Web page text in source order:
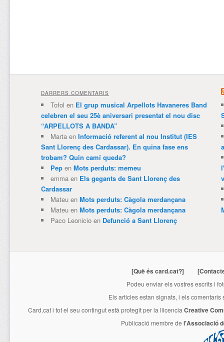
DARRERS COMENTARIS
Tofol en El grup musical Arpellots Havaneres Band
celebren el seu 25è aniversari presentat el nou disc
“ARPELLOTS A BANDA”
Martaen Informació referent al nou Institut (IES
Sant Llorenç des Cardassar). En quina fase ens
trobam? Quin camí queda?
Pepen Mots perduts: memeu
emmaen Els gegants de Sant Llorenç des
Cardassar
Mateuen Mots perduts: Càgola merdançana
Mateuen Mots perduts: Càgola merdançana
Paco Leonicioen Defunció a Sant Llorenç
[Què és card.cat?]
Podeu enviar els vostres escrits i
Els articles estan signats, i els
Card.cati tot el seu contingut està protegit per la llicencia Creative
Publicació membre de l'Associació